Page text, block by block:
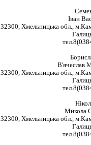
Іван
32300, Хмельницька обл.,
В'ячеслав
32300, Хмельницька обл.,
Микола
32300, Хмельницька обл.,